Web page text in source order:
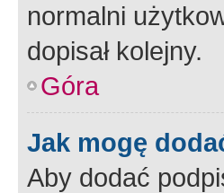
normalni
dopisał kolejny.
Góra
Jak mogę
Aby dodać